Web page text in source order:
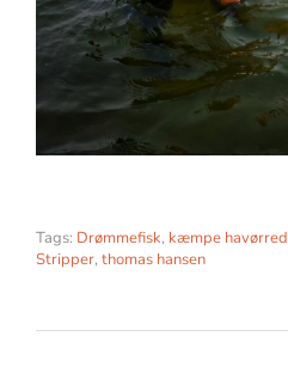
Tags: Drømmefisk, kæmpe havørred
Stripper, thomas hansen